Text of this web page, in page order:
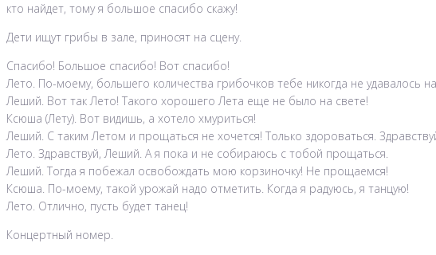
кто найдет, тому я большое спасибо скажу!
Дети ищут грибы в зале, приносят на сцену.
Спасибо! Большое спасибо! Вот спасибо!
Лето. По-моему, большего количества грибочков тебе никогда не удавалось
Леший. Вот так Лето! Такого хорошего Лета еще не было на свете!
Ксюша (Лету). Вот видишь, а хотело хмуриться!
Леший. С таким Летом и прощаться не хочется! Только здороваться.
Лето. Здравствуй, Леший. А я пока и не собираюсь с тобой прощаться.
Леший. Тогда я побежал освобождать мою корзиночку! Не прощаемся!
Ксюша. По-моему, такой урожай надо отметить. Когда я радуюсь, я танцую!
Лето. Отлично, пусть будет танец!
Концертный номер.